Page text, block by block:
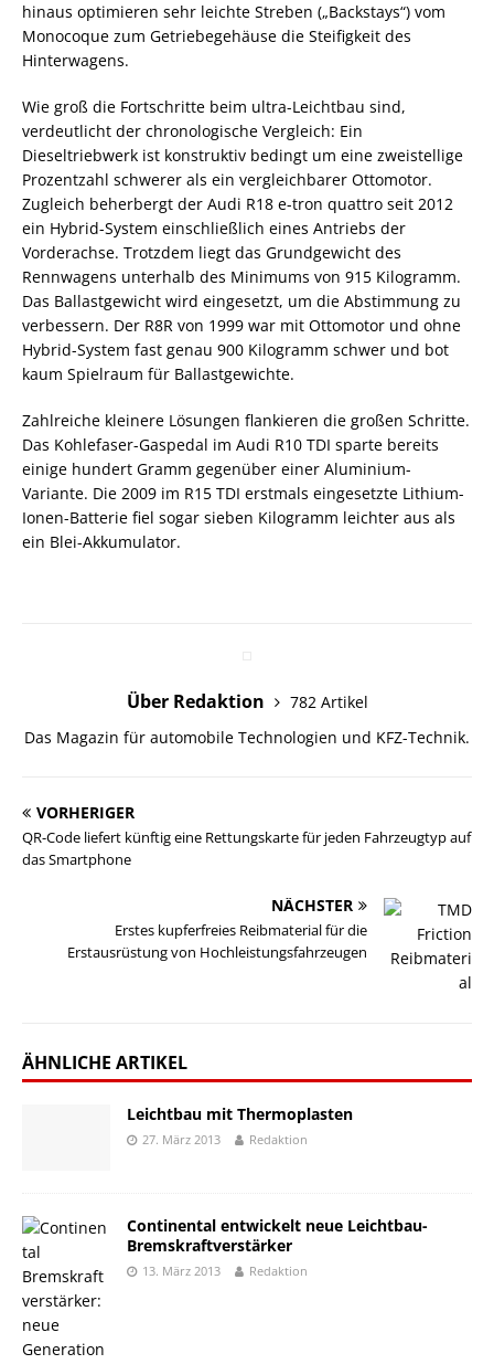
hinaus optimieren sehr leichte Streben („Backstays“) vom
Monocoque zum Getriebegehäuse die Steifigkeit des
Hinterwagens.
Wie groß die Fortschritte beim ultra-Leichtbau sind,
verdeutlicht der chronologische Vergleich: Ein
Dieseltriebwerk ist konstruktiv bedingt um eine zweistellige
Prozentzahl schwerer als ein vergleichbarer Ottomotor.
Zugleich beherbergt der Audi R18 e-tron quattro seit 2012
ein Hybrid-System einschließlich eines Antriebs der
Vorderachse. Trotzdem liegt das Grundgewicht des
Rennwagens unterhalb des Minimums von 915 Kilogramm.
Das Ballastgewicht wird eingesetzt, um die Abstimmung zu
verbessern. Der R8R von 1999 war mit Ottomotor und ohne
Hybrid-System fast genau 900 Kilogramm schwer und bot
kaum Spielraum für Ballastgewichte.
Zahlreiche kleinere Lösungen flankieren die großen Schritte.
Das Kohlefaser-Gaspedal im Audi R10 TDI sparte bereits
einige hundert Gramm gegenüber einer Aluminium-
Variante. Die 2009 im R15 TDI erstmals eingesetzte Lithium-
Ionen-Batterie fiel sogar sieben Kilogramm leichter aus als
ein Blei-Akkumulator.
Über Redaktion
782 Artikel
Das Magazin für automobile Technologien und KFZ-Technik.
VORHERIGER
QR-Code liefert künftig eine Rettungskarte für jeden Fahrzeugtyp auf
das Smartphone
NÄCHSTER
Erstes kupferfreies Reibmaterial für die
Erstausrüstung von Hochleistungsfahrzeugen
ÄHNLICHE ARTIKEL
Leichtbau mit Thermoplasten
27. März 2013 Redaktion
Continental entwickelt neue Leichtbau-
Bremskraftverstärker
13. März 2013 Redaktion